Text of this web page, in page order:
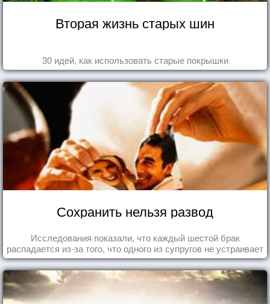
Вторая жизнь старых шин
30 идей, как использовать старые покрышки
Сохранить нельзя развод
Исследования показали, что каждый шестой брак
распадается из-за того, что одного из супругов не устраивает
та роль, которая выпала ему в семье.